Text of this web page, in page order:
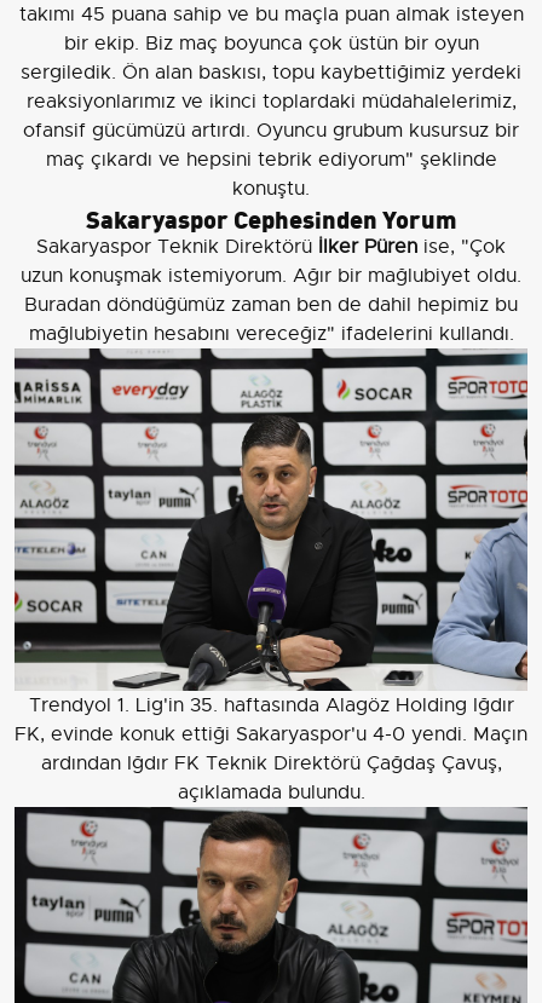
takımı 45 puana sahip ve bu maçla puan almak isteyen
bir ekip. Biz maç boyunca çok üstün bir oyun
sergiledik. Ön alan baskısı, topu kaybettiğimiz yerdeki
reaksiyonlarımız ve ikinci toplardaki müdahalelerimiz,
ofansif gücümüzü artırdı. Oyuncu grubum kusursuz bir
maç çıkardı ve hepsini tebrik ediyorum" şeklinde
konuştu.
Sakaryaspor Cephesinden Yorum
Sakaryaspor Teknik Direktörü İlker Püren ise, "Çok
uzun konuşmak istemiyorum. Ağır bir mağlubiyet oldu.
Buradan döndüğümüz zaman ben de dahil hepimiz bu
mağlubiyetin hesabını vereceğiz" ifadelerini kullandı.
Trendyol 1. Lig'in 35. haftasında Alagöz Holding Iğdır
FK, evinde konuk ettiği Sakaryaspor'u 4-0 yendi. Maçın
ardından Iğdır FK Teknik Direktörü Çağdaş Çavuş,
açıklamada bulundu.